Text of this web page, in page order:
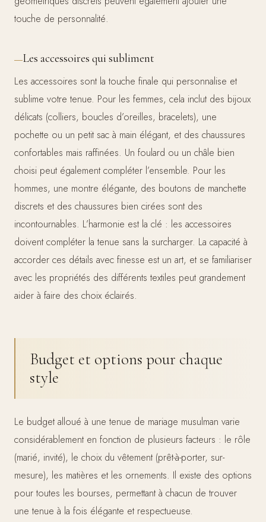
touche de personnalité.
Les accessoires qui subliment
Les accessoires sont la touche finale qui personnalise et
sublime votre tenue. Pour les femmes, cela inclut des bijoux
délicats (colliers, boucles d’oreilles, bracelets), une
pochette ou un petit sac à main élégant, et des chaussures
confortables mais raffinées. Un foulard ou un châle bien
choisi peut également compléter l’ensemble. Pour les
hommes, une montre élégante, des boutons de manchette
discrets et des chaussures bien cirées sont des
incontournables. L’harmonie est la clé : les accessoires
doivent compléter la tenue sans la surcharger. La capacité à
accorder ces détails avec finesse est un art, et se familiariser
avec les propriétés des différents textiles peut grandement
aider à faire des choix éclairés.
Budget et options pour chaque
style
Le budget alloué à une tenue de mariage musulman varie
considérablement en fonction de plusieurs facteurs : le rôle
(marié, invité), le choix du vêtement (prêt-à-porter, sur-
mesure), les matières et les ornements. Il existe des options
pour toutes les bourses, permettant à chacun de trouver
une tenue à la fois élégante et respectueuse.